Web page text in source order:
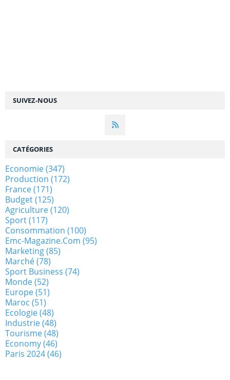
SUIVEZ-NOUS
CATÉGORIES
Economie(347)
Production (172)
France(171)
Budget(125)
Agriculture(120)
Sport(117)
Consommation (100)
Emc-Magazine.com (95)
Marketing(85)
Marché(78)
Sport Business (74)
Monde(52)
Europe(51)
Maroc (51)
Ecologie(48)
Industrie(48)
Tourisme(48)
Economy(46)
Paris 2024(46)